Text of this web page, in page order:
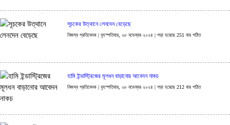
সূচকের উত্থানে লেনদেন বেড়েছে
নিজস্ব প্রতিবেদক | বৃহস্পতিবার, ২৮ নভেম্বর ২০২৪ | পড়া হয়েছে 251 বার পঠিত
হামি ইন্ডাস্ট্রিজের মূলধন বাড়ানোর আবেদন নাকচ
নিজস্ব প্রতিবেদক | বৃহস্পতিবার, ২৮ নভেম্বর ২০২৪ | পড়া হয়েছে 212 বার পঠিত